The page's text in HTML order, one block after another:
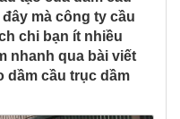
mà công ty cầu
chi bạn ít nhiều
nhanh qua bài viết
dầm cầu trục dầm